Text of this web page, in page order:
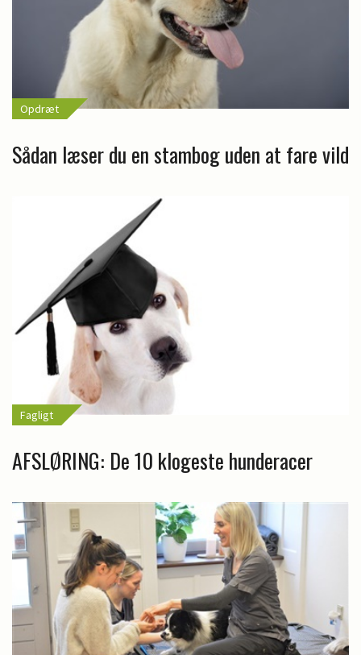
Opdræt
Sådan læser du en stambog uden at fare vild
Fagligt
AFSLØRING: De 10 klogeste hunderacer